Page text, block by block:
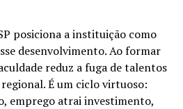
posiciona a instituição como
desenvolvimento. Ao formar
reduz a fuga de talentos
É um ciclo virtuoso:
emprego atrai investimento,